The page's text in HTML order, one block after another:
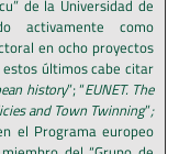
de la Universidad de
activamente como
en ocho proyectos
estos últimos cabe citar
history”; “EUNET. The
and Town Twinning”;
el Programa europeo